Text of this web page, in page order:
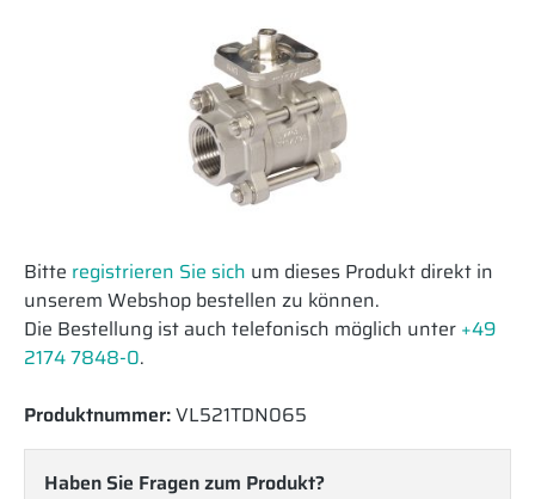
Bitte registrieren Sie sich um dieses Produkt direkt in
unserem Webshop bestellen zu können.
Die Bestellung ist auch telefonisch möglich unter +49
2174 7848-0.
Produktnummer:VL521TDN065
Haben Sie Fragen zum Produkt?